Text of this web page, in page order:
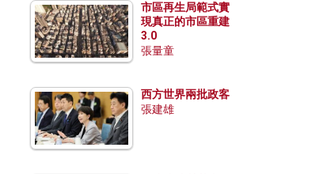
市區再生局範式實
現真正的市區重建
3.0
張量童
西方世界兩批政客
張建雄